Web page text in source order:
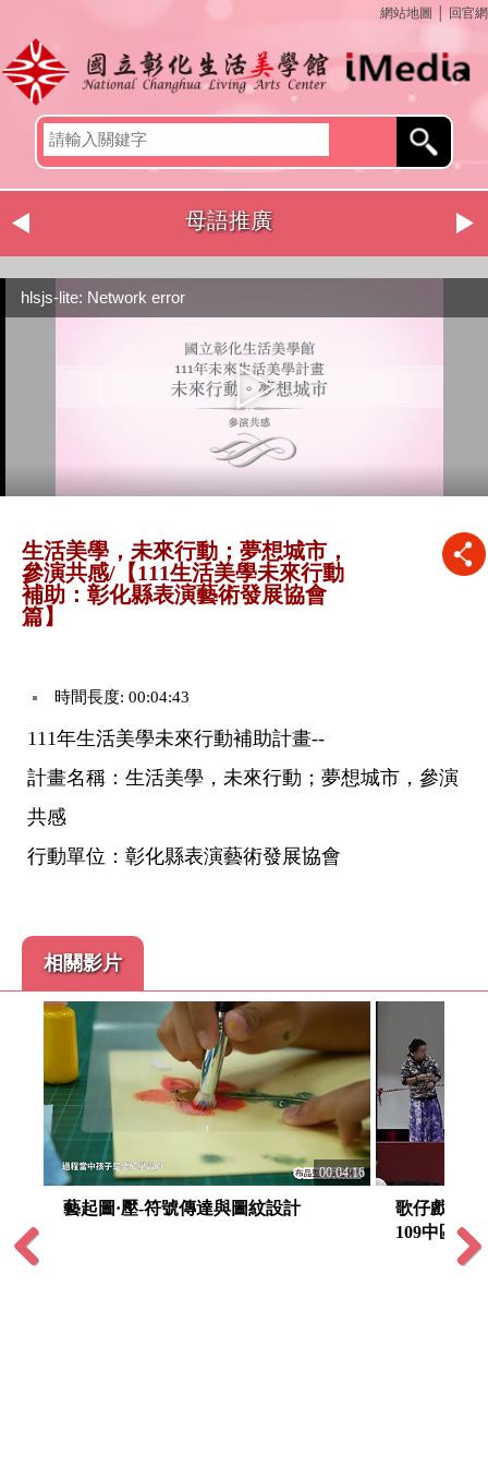
網站地圖 回官網
母語推廣
hlsjs-lite: Network error
生活美學，未來行動；夢想城市，
參演共感/【111生活美學未來行動
補助：彰化縣表演藝術發展協會
篇】
時間長度: 00:04:43
111年生活美學未來行動補助計畫--
計畫名稱：生活美學，未來行動；夢想城市，參演
共感
行動單位：彰化縣表演藝術發展協會
相關影片
00:04:16
藝起圖·壓-符號傳達與圖紋設計
歌仔戲~我
109中區文